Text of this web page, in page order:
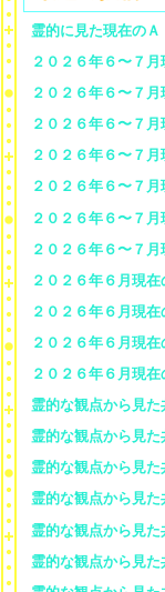
霊的に見た現在の
２０２６年６〜７
２０２６年６〜７
２０２６年６〜７
２０２６年６〜７
２０２６年６〜７
２０２６年６〜７
２０２６年６〜７
２０２６年６月現
２０２６年６月現
２０２６年６月現
２０２６年６月現
霊的な観点から見
霊的な観点から見
霊的な観点から見
霊的な観点から見
霊的な観点から見
霊的な観点から見